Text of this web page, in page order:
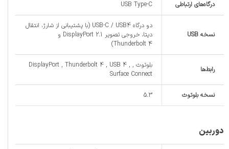
درگاه‌های ارتباطی USB Type-C
نسخه USB
دو درگاه USB-C / USB4 (با پشتیبانی از شارژ، انتقال
دیتا، خروجی تصویر DisplayPort 2.1 و
Thunderbolt 4)
رابط‌ها
بلوتوث , DisplayPort , Thunderbolt 4 , USB 4 ,
Surface Connect
نسخه بلوتوث 5.3
دوربین